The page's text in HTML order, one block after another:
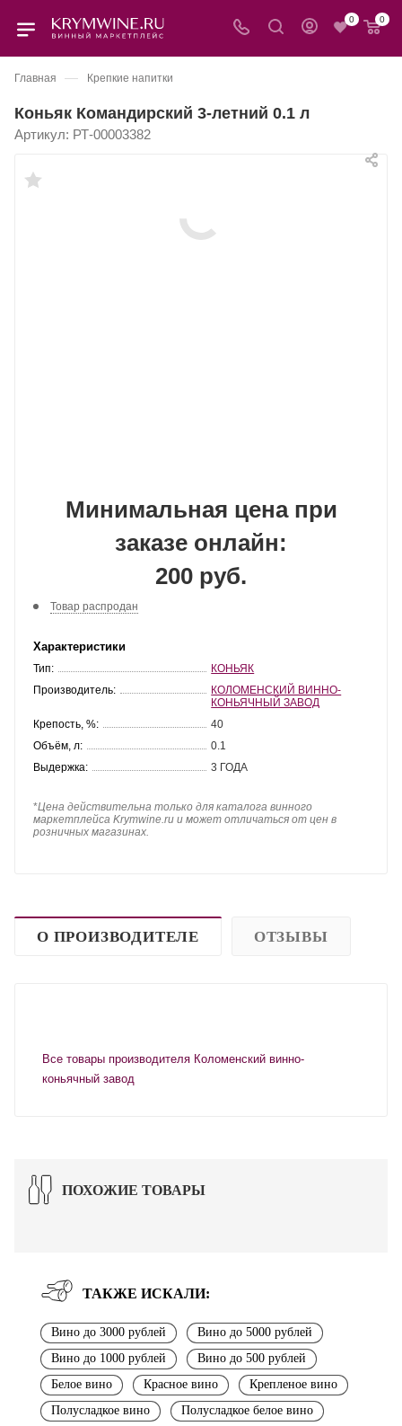
0 0
Главная — Крепкие напитки
Коньяк Командирский 3-летний 0.1 л
Артикул: РТ-00003382
Минимальная цена при
заказе онлайн:
200 руб.
Товар распродан
Характеристики
Тип:
КОНЬЯК
Производитель:
КОЛОМЕНСКИЙ ВИННО-
КОНЬЯЧНЫЙ ЗАВОД
Крепость, %:
40
Объём, л:
0.1
Выдержка:
3 ГОДА
*Цена действительна только для каталога винного
маркетплейса Krymwine.ru и может отличаться от цен в
розничных магазинах.
О ПРОИЗВОДИТЕЛЕ ОТЗЫВЫ
Все товары производителя Коломенский винно-
коньячный завод
ПОХОЖИЕ ТОВАРЫ
ТАКЖЕ ИСКАЛИ:
Вино до 3000 рублей
Вино до 5000 рублей
Вино до 1000 рублей
Вино до 500 рублей
Белое вино
Красное вино
Крепленое вино
Полусладкое вино
Полусладкое белое вино